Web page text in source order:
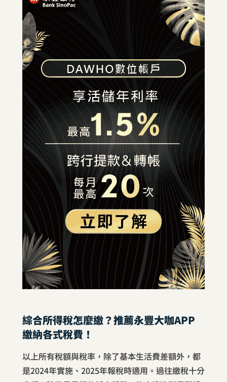
綜合所得稅怎麼繳？推薦永豐大咖APP
繳納各式稅費！
以上所有稅額與稅率，除了基本生活費差額外，都
是2024年實施、2025年報稅時適用。過往繳稅十分